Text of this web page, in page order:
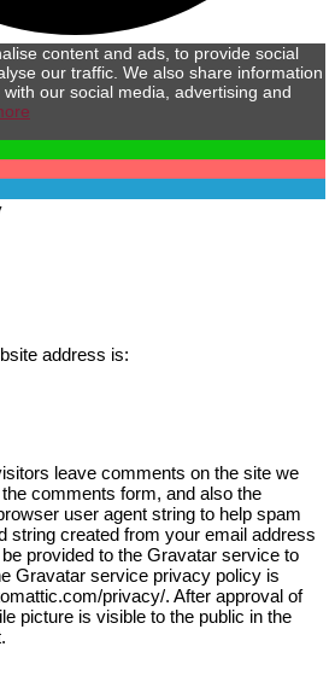
content and ads, to provide social
our traffic. We also share information
our social media, advertising and
address is:
leave comments on the site we
comments form, and also the
user agent string to help spam
string created from your email address
provided to the Gravatar service to
Gravatar service privacy policy is
privacy/. After approval of
picture is visible to the public in the